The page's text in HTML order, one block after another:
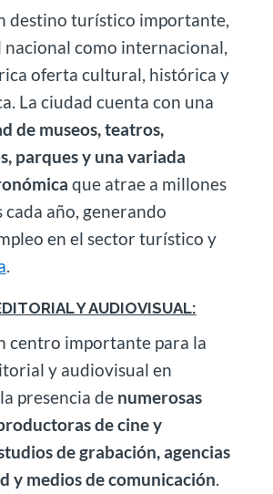
destino turístico importante,
como internacional,
oferta cultural, histórica y
La ciudad cuenta con una
de museos, teatros,
parques y una variada
que atrae a millones
año, generando
en el sector turístico y
.
Y AUDIOVISUAL:
centro importante para la
y audiovisual en
presencia de numerosas
de cine y
de grabación, agencias
y medios de comunicación.